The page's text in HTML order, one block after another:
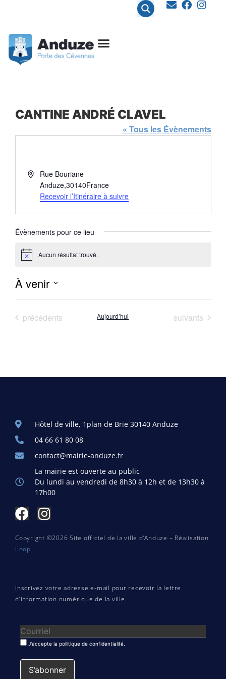
CANTINE ANDRÉ CLAVEL
« Tous les Évènements
AdresseRue Bouriane
Anduze,30140France
Recevoir l’Itinéraire à suivre
Évènements pour ce lieu
Notice Aucun résultat trouvé.
À venir
une
Évènements
précédents Aujourd’hui Évènements
suivants
Hôtel de ville, 1plan de Brie 30140 Anduze
04 66 61 80 08
contact@mairie-anduze.fr
La mairie est ouverte au public
Du lundi au vendredi de 8h30 à 12h et de 13h30 à
17h00
Copyright ©2026 Site officiel de la ville d’Anduze – Réalisation
iloop
Inscrivez votre adresse e-mail pour recevoir la lettre
d’information numérique de la ville.
J'accepte la poilitique de confidentialité.